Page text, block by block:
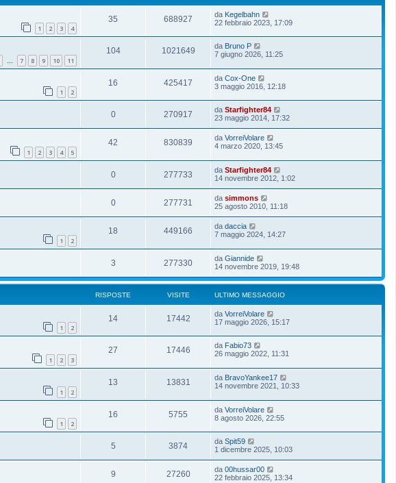
1 2 3 4
35 688927 da Kegelbahn
22 febbraio 2023, 17:09
… 7 8 9 10 11
104 1021649 da Bruno P
7 giugno 2026, 11:25
1 2
16 425417 da Cox-One
3 maggio 2016, 12:18
0 270917 da Starfighter84
23 maggio 2014, 17:32
1 2 3 4 5
42 830839 da VorreiVolare
4 marzo 2020, 13:45
0 277733 da Starfighter84
14 novembre 2012, 1:02
0 277731 da simmons
25 agosto 2010, 11:18
1 2
18 449166 da daccia
7 maggio 2024, 14:27
3 277330 da Giannide
14 novembre 2019, 19:48
RISPOSTE VISITE ULTIMO MESSAGGIO
1 2
14 17442 da VorreiVolare
17 maggio 2026, 15:17
1 2 3
27 17446 da Fabio73
26 maggio 2022, 11:31
1 2
13 13831 da BravoYankee17
14 novembre 2021, 10:33
1 2
16 5755 da VorreiVolare
8 agosto 2026, 22:55
5 3874 da Spit59
1 dicembre 2025, 10:03
9 27260 da 00hussar00
22 febbraio 2025, 13:34